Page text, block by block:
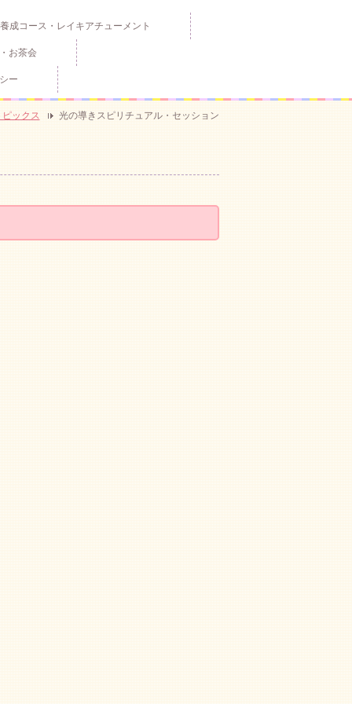
成コース・レイキアチューメント
お茶会
ー
ピックス 光の導きスピリチュアル・セッション